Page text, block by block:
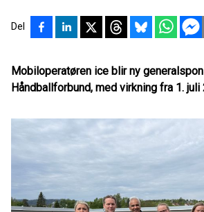
Del
Mobiloperatøren ice blir ny
Håndballforbund, med virkning fra 1. juli